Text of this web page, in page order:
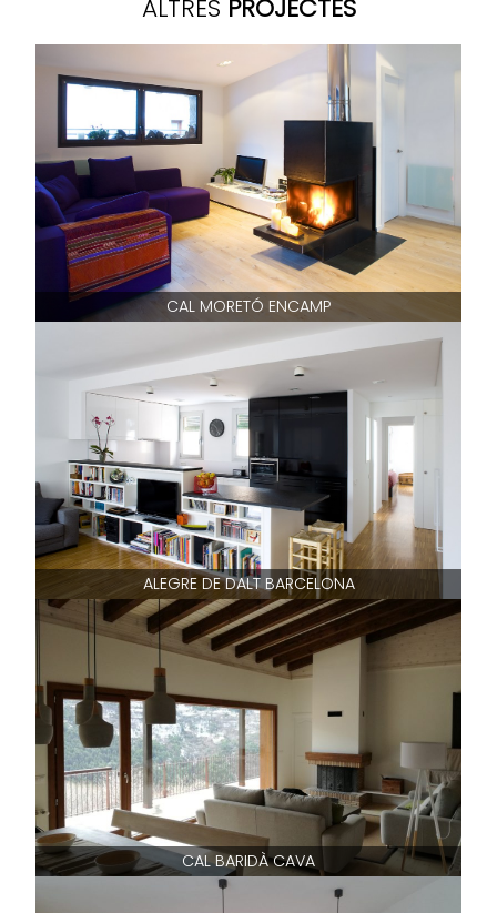
ALTRES PROJECTES
CAL MORETÓ ENCAMP
ALEGRE DE DALT BARCELONA
CAL BARIDÀ CAVA